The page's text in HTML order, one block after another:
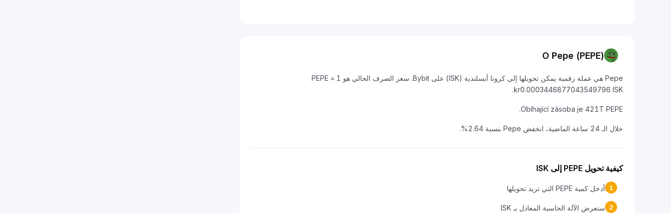
O Pepe (PEPE)
Pepe هي عملة رقمية يمكن تحويلها إلى كرونا أيسلندية (ISK) على Bybit. سعر الصرف الحالي هو 1 PEPE =
kr0.0003446877043549796 ISK.
Obíhající zásoba je 421T PEPE.
خلال الـ 24 ساعة الماضية، انخفض Pepe بنسبة 2.64%.
كيفية تحويل PEPE إلى ISK
1 أدخل كمية PEPE التي تريد تحويلها
2 ستعرض الآلة الحاسبة المعادل بـ ISK